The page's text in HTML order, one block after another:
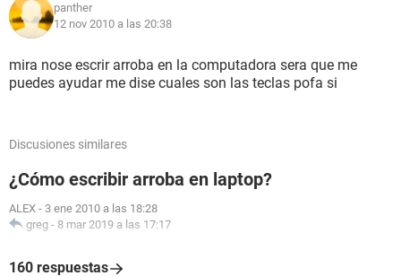
panther
12 nov 2010 a las 20:38
mira nose escrir arroba en la computadora sera que me
puedes ayudar me dise cuales son las teclas pofa si
Discusiones similares
¿Cómo escribir arroba en laptop?
ALEX - 3 ene 2010 a las 18:28
greg - 8 mar 2019 a las 17:17
160 respuestas